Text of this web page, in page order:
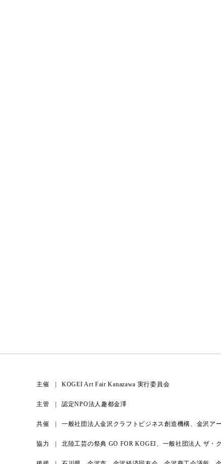
主催 KOGEI Art Fair Kanazawa 実行委員会
主管 認定NPO法人趣都金澤
共催 一般社団法人金沢クラフトビジネス創造機構、金沢ア
協力 北陸工芸の祭典 GO FOR KOGEI、一般社団法人 ザ・